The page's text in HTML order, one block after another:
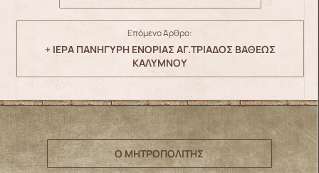
Επόμενο Άρθρο:
+ ΙΕΡΑ ΠΑΝΗΓΥΡΗ ΕΝΟΡΙΑΣ ΑΓ.ΤΡΙΑΔΟΣ ΒΑΘΕΩΣ
ΚΑΛΥΜΝΟΥ
Ο ΜΗΤΡΟΠΟΛΙΤΗΣ